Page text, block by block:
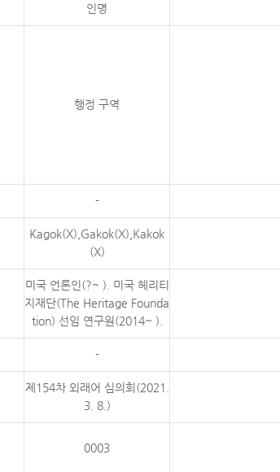
인명
행정 구역
-
Kagok(X),Gakok(X),Kakok
(X)
미국 언론인(?~ ). 미국 헤리티
지재단(The Heritage Founda
tion) 선임 연구원(2014~ ).
-
제154차 외래어 심의회(2021.
3. 8.)
0003